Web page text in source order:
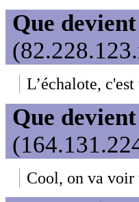
Que
L’échalote,
Que
Cool, on va voir